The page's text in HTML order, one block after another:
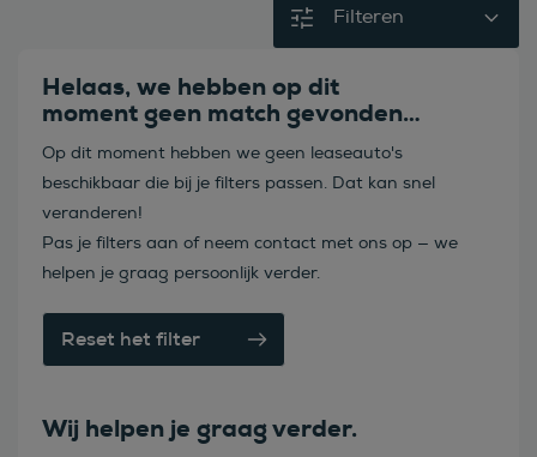
Filteren
Helaas, we hebben op dit
moment geen match gevonden…
Op dit moment hebben we geen leaseauto's
beschikbaar die bij je filters passen. Dat kan snel
veranderen!
Pas je filters aan of neem contact met ons op — we
helpen je graag persoonlijk verder.
Reset het filter
Wij helpen je graag verder.